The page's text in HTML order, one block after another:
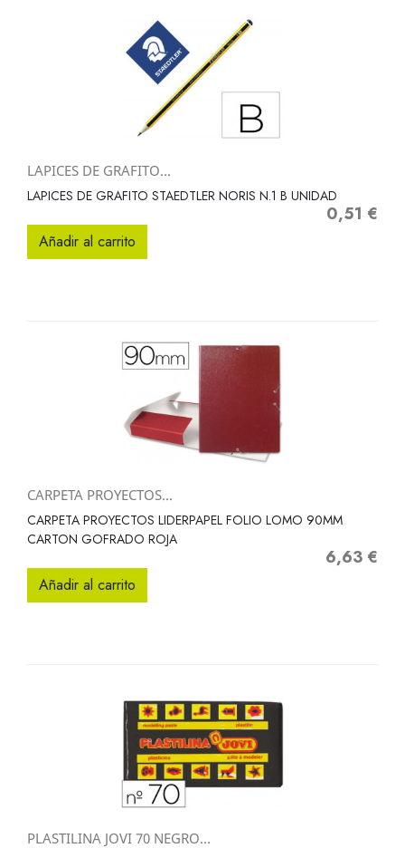
LAPICES DE GRAFITO...
LAPICES DE GRAFITO STAEDTLER NORIS N.1 B UNIDAD
Precio
0,51 €
Añadir al carrito
CARPETA PROYECTOS...
CARPETA PROYECTOS LIDERPAPEL FOLIO LOMO 90MM
CARTON GOFRADO ROJA
Precio
6,63 €
Añadir al carrito
PLASTILINA JOVI 70 NEGRO...